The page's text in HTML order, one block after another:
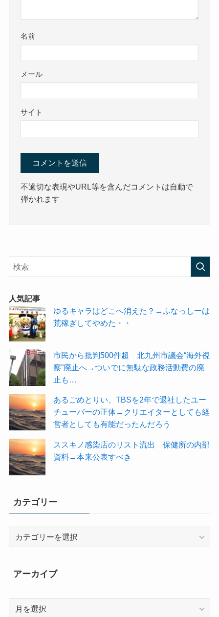
名前
メール
サイト
不適切な表現やURL等を含んだコメントは自動で
弾かれます
人気記事
ゆるキャラはどこへ消えた？→ふなっしーは
荒稼ぎしてやめた・・
市民から批判500件超 北九州市議会“海外視
察”廃止へ→ついでに無駄な政務活動費の廃
止も…
あるごめとりい、TBSを2年で退社したユー
チューバーの正体→クリエイターとしても経
営者としても有能だったんだろう
ススキノ感染店のリスト流出 保健所の内部
資料→本来公表すべき
カテゴリー
ー
アーカイブ